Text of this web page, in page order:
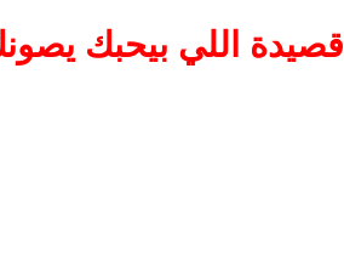
قصيدة اللي بيحبك